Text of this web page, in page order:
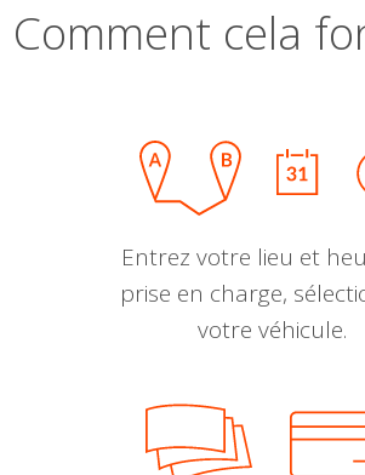
Comment cela
Entrez votre lieu et
prise en charge,
votre véhicule.